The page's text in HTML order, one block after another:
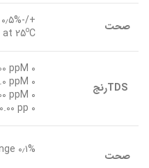
صحت
at 25oC
رنج
۰ to 10.00 ppM
۰ to 100.0 ppM
۰ to 1000 ppM
۰ to 10.00 pp
صحت ۰٫۱% of range